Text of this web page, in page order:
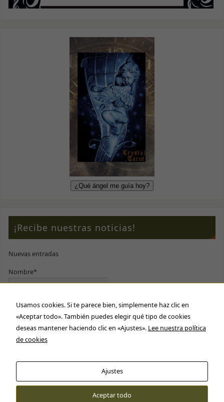
¡Recibe nuestras noticias!
Nuevas entradas
Nombre*
E-mail*
Por favor, acepta nuestra
Usamos cookies. Si te parece bien, simplemente haz clic en
«Aceptar todo». También puedes elegir qué tipo de cookies
deseas mantener haciendo clic en «Ajustes». Lee nuestra política
de cookies
Ajustes
Aceptar todo